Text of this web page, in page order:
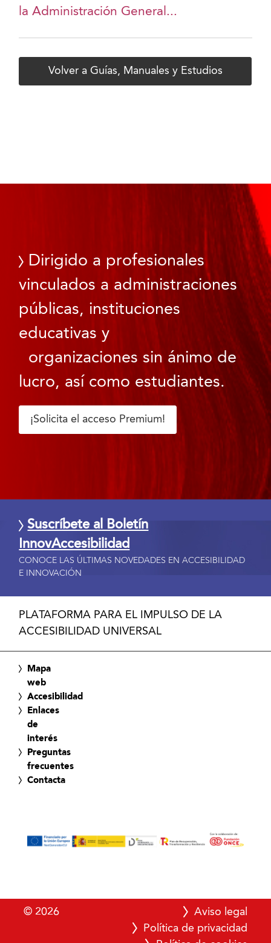
la Administración General...
Volver a Guías, Manuales y Estudios
Dirigido a profesionales
vinculados a administraciones
públicas, instituciones
educativas y
organizaciones sin ánimo de
lucro, así como estudiantes.
¡Solicita el acceso Premium!
Suscríbete al Boletín
InnovAccesibilidad
CONOCE LAS ÚLTIMAS NOVEDADES EN ACCESIBILIDAD
E INNOVACIÓN
PLATAFORMA PARA EL IMPULSO DE LA
ACCESIBILIDAD UNIVERSAL
Mapa
web
Accesibilidad
Enlaces
de
interés
Preguntas
frecuentes
Contacta
© 2026
Aviso legal
Política de privacidad